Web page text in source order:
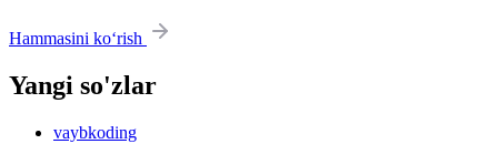
Hammasini ko‘rish
Yangi so'zlar
vaybkoding